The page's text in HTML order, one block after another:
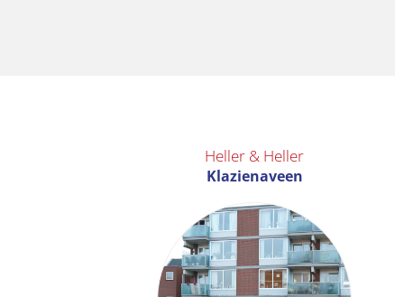
Heller & Heller
Klazienaveen